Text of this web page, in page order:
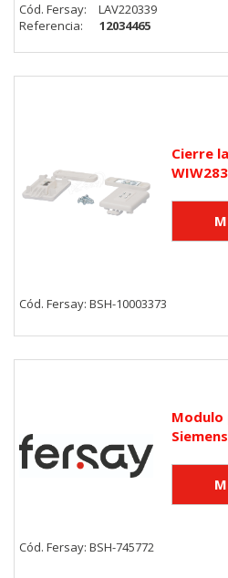
Cód. Fersay:
LAV220339
Referencia:
12034465
Cierre
Cód. Fersay: BSH-10003373
Cód. Fersay: BSH-745772